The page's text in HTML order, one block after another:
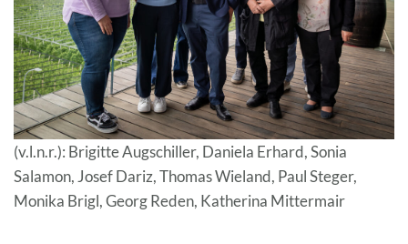
(v.l.n.r.): Brigitte Augschiller, Daniela Erhard, Sonia
Salamon, Josef Dariz, Thomas Wieland, Paul Steger,
Monika Brigl, Georg Reden, Katherina Mittermair